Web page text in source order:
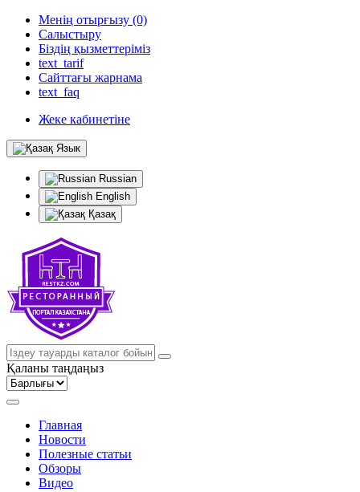
Менің отырғызу (0)
Салыстыру
Біздің қызметтеріміз
text_tarif
Сайттағы жарнама
text_faq
Жеке кабинетіне
Язык
Russian
English
Қазақ
Қаланы таңдаңыз
Главная
Новости
Полезные статьи
Обзоры
Видео